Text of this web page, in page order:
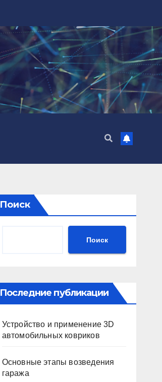
Поиск
Поиск
Последние публикации
Устройство и применение 3D
автомобильных ковриков
Основные этапы возведения
гаража